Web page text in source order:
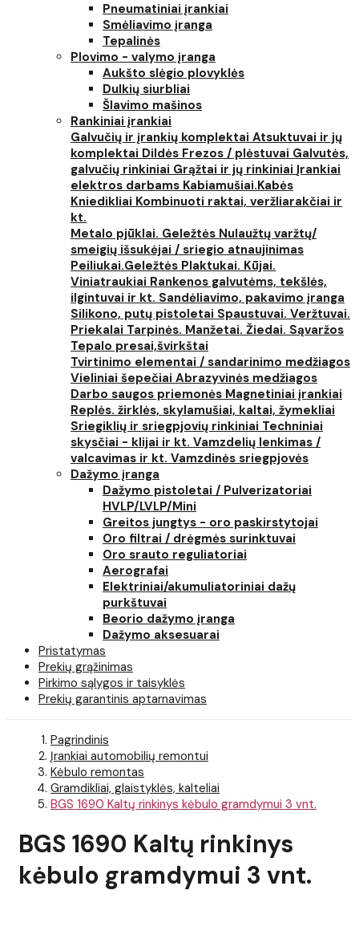
Pneumatiniai įrankiai
Smėliavimo įranga
Tepalinės
Plovimo - valymo įranga
Aukšto slėgio plovyklės
Dulkių siurbliai
Šlavimo mašinos
Rankiniai įrankiai
Galvučių ir įrankių komplektai Atsuktuvai ir jų
komplektai Dildės Frezos / plėstuvai Galvutės,
galvučių rinkiniai Grąžtai ir jų rinkiniai Įrankiai
elektros darbams Kabiamušiai.Kabės
Kniedikliai Kombinuoti raktai, veržliarakčiai ir
kt.
Metalo pjūklai. Geležtės Nulaužtų varžtų/
smeigių išsukėjai / sriegio atnaujinimas
Peiliukai.Geležtės Plaktukai. Kūjai.
Viniatraukiai Rankenos galvutėms, tekšlės,
ilgintuvai ir kt. Sandėliavimo, pakavimo įranga
Silikono, putų pistoletai Spaustuvai. Veržtuvai.
Priekalai Tarpinės. Manžetai. Žiedai. Sąvaržos
Tepalo presai,švirkštai
Tvirtinimo elementai / sandarinimo medžiagos
Vieliniai šepečiai Abrazyvinės medžiagos
Darbo saugos priemonės Magnetiniai įrankiai
Replės. žirklės, skylamušiai, kaltai, žymekliai
Sriegiklių ir sriegpjovių rinkiniai Techniniai
skysčiai - klijai ir kt. Vamzdelių lenkimas /
valcavimas ir kt. Vamzdinės sriegpjovės
Dažymo įranga
Dažymo pistoletai / Pulverizatoriai
HVLP/LVLP/Mini
Greitos jungtys - oro paskirstytojai
Oro filtrai / drėgmės surinktuvai
Oro srauto reguliatoriai
Aerografai
Elektriniai/akumuliatoriniai dažų
purkštuvai
Beorio dažymo įranga
Dažymo aksesuarai
Pristatymas
Prekių grąžinimas
Pirkimo sąlygos ir taisyklės
Prekių garantinis aptarnavimas
Pagrindinis
Įrankiai automobilių remontui
Kėbulo remontas
Gramdikliai, glaistyklės, kalteliai
BGS 1690 Kaltų rinkinys kėbulo gramdymui 3 vnt.
BGS 1690 Kaltų rinkinys
kėbulo gramdymui 3 vnt.